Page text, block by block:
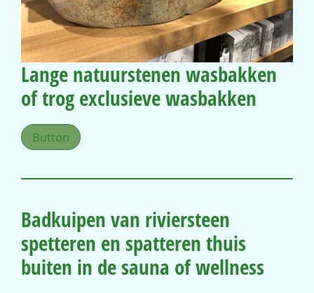
Lange natuurstenen wasbakken
of trog exclusieve wasbakken
Button
Badkuipen van riviersteen
spetteren en spatteren thuis
buiten in de sauna of wellness